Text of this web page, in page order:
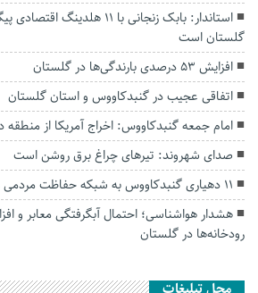
استاندار: بابک زنجانی با ۱۱
گلستان است
افزایش ۵۳ درصدی بارندگی‌ها در گلستان
اتفاقی عجیب در‌ گنبدکاووس و استان گلستان
امام جمعه گنبدکاووس: اخراج آمریکا از
صدای شهروند: تیرهای چراغ برق روشن است
۱۱ دهیاری گنبدکاووس به شبکه حفاظت مردمی منابع طبیعی پیوستند
هشدار هواشناسی؛ احتمال آبگرفتگی معابر و
رودخانه‌ها در گلستان